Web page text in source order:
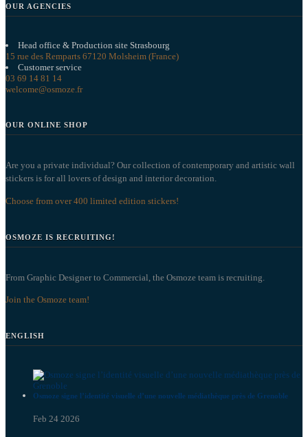
OUR AGENCIES
Head office & Production site Strasbourg
15 rue des Remparts 67120 Molsheim (France)
Customer service
03 69 14 81 14
welcome@osmoze.fr
OUR ONLINE SHOP
Are you a private individual? Our collection of contemporary and artistic wall
stickers is for all lovers of design and interior decoration.
Choose from over 400 limited edition stickers!
OSMOZE IS RECRUITING!
From Graphic Designer to Commercial, the Osmoze team is recruiting.
Join the Osmoze team!
ENGLISH
Osmoze signe l’identité visuelle d’une nouvelle médiathèque près de Grenoble
Feb 24 2026